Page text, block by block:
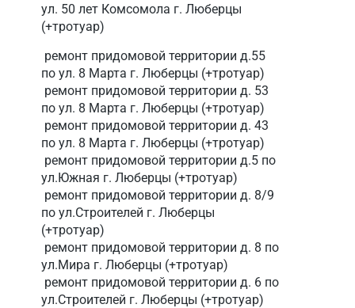
ул. 50 лет Комсомола г. Люберцы
(+тротуар)
ремонт придомовой территории д.55
по ул. 8 Марта г. Люберцы (+тротуар)
ремонт придомовой территории д. 53
по ул. 8 Марта г. Люберцы (+тротуар)
ремонт придомовой территории д. 43
по ул. 8 Марта г. Люберцы (+тротуар)
ремонт придомовой территории д.5 по
ул.Южная г. Люберцы (+тротуар)
ремонт придомовой территории д. 8/9
по ул.Строителей г. Люберцы
(+тротуар)
ремонт придомовой территории д. 8 по
ул.Мира г. Люберцы (+тротуар)
ремонт придомовой территории д. 6 по
ул.Строителей г. Люберцы (+тротуар)